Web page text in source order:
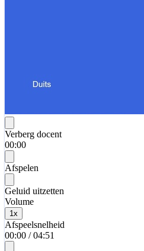
Verberg docent
00:00
Afspelen
Geluid uitzetten
Volume
1 x
Afspeelsnelheid
00:00 / 04:51